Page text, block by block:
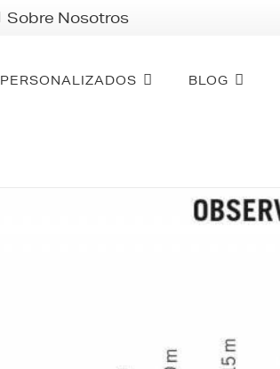
Sobre Nosotros
PERSONALIZADOS BLOG